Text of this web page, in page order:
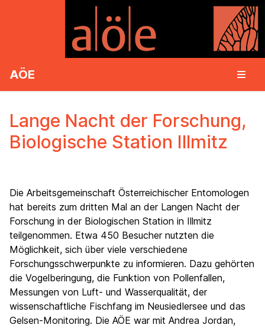
AÖE
Lange Nacht der Forschung,
Biologische Station Illmitz
Die Arbeitsgemeinschaft Österreichischer Entomologen
hat bereits zum dritten Mal an der Langen Nacht der
Forschung in der Biologischen Station in Illmitz
teilgenommen. Etwa 450 Besucher nutzten die
Möglichkeit, sich über viele verschiedene
Forschungsschwerpunkte zu informieren. Dazu gehörten
die Vogelberingung, die Funktion von Pollenfallen,
Messungen von Luft- und Wasserqualität, der
wissenschaftliche Fischfang im Neusiedlersee und das
Gelsen-Monitoring. Die AÖE war mit Andrea Jordan,